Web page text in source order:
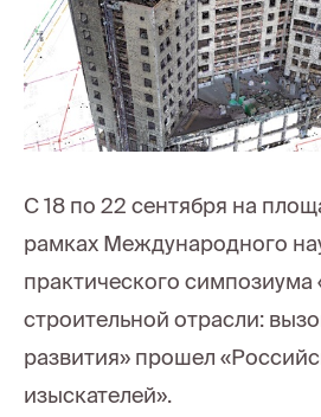
С 18 по 22 сентября на
рамках Международного
практического симпозиума
строительной отрасли:
развития» прошел
изыскателей».